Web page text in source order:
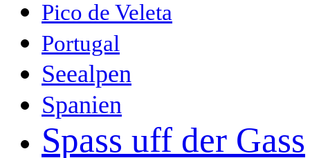
Pico de Veleta
Portugal
Seealpen
Spanien
Spass uff der Gass